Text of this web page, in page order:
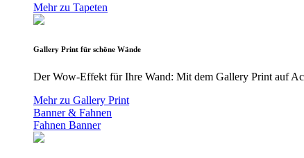
Mehr zu Tapeten
Gallery Print für schöne Wände
Der Wow-Effekt für Ihre Wand: Mit dem Gallery Print auf
Mehr zu Gallery Print
Banner & Fahnen
Fahnen Banner